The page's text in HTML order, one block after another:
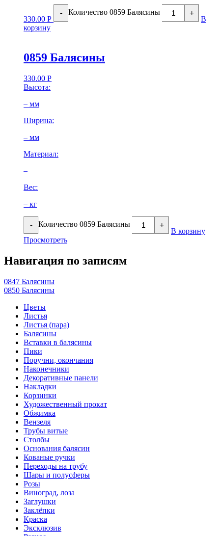
330.00 Р
- Количество 0859 Балясины +
В
корзину
0859 Балясины
330.00 Р
Высота:
– мм
Ширина:
– мм
Материал:
–
Вес:
– кг
- Количество 0859 Балясины +
В корзину
Просмотреть
Навигация по записям
0847 Балясины
0850 Балясины
Цветы
Листья
Листья (пара)
Балясины
Вставки в балясины
Пики
Поручни, окончания
Наконечники
Декоративные панели
Накладки
Корзинки
Художественный прокат
Обжимка
Вензеля
Трубы витые
Столбы
Основания балясин
Кованые ручки
Переходы на трубу
Шары и полусферы
Розы
Виноград, лоза
Заглушки
Заклёпки
Краска
Эксклюзив